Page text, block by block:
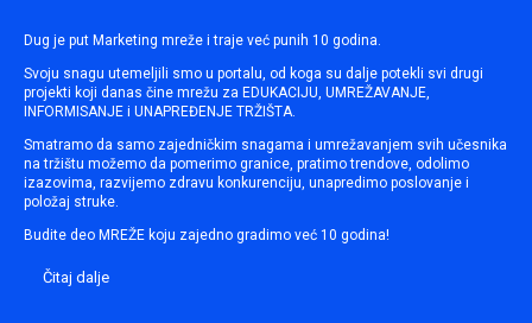
Dug je put Marketing mreže i traje već punih 10 godina.
Svoju snagu utemeljili smo u portalu, od koga su dalje potekli svi drugi
projekti koji danas čine mrežu za EDUKACIJU, UMREŽAVANJE,
INFORMISANJE i UNAPREĐENJE TRŽIŠTA.
Smatramo da samo zajedničkim snagama i umrežavanjem svih učesnika
na tržištu možemo da pomerimo granice, pratimo trendove, odolimo
izazovima, razvijemo zdravu konkurenciju, unapredimo poslovanje i
položaj struke.
Budite deo MREŽE koju zajedno gradimo već 10 godina!
Čitaj dalje